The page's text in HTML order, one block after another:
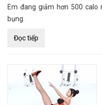
Em đang giảm hơn 500
bụng.
Đọc tiếp